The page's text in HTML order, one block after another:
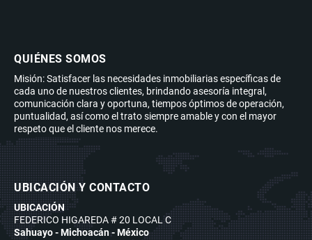
QUIÉNES SOMOS
Misión: Satisfacer las necesidades inmobiliarias específicas de
cada uno de nuestros clientes, brindando asesoría integral,
comunicación clara y oportuna, tiempos óptimos de operación,
puntualidad, así como el trato siempre amable y con el mayor
respeto que el cliente nos merece.
UBICACIÓN Y CONTACTO
UBICACIÓN
FEDERICO HIGAREDA # 20 LOCAL C
Sahuayo - Michoacán - México